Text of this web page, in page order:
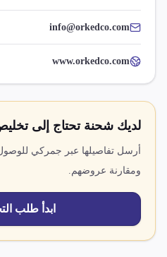
info@orkedco.com
www.orkedco.com
لديك شحنة تحتاج إلى
أرسل تفاصيلها عبر جمركي
ومقارنة عروضهم.
ابدأ طلب